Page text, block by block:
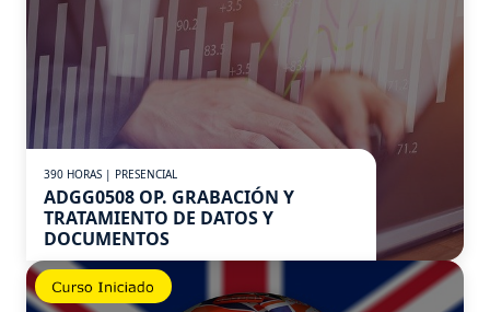
390 HORAS | PRESENCIAL
ADGG0508 OP. GRABACIÓN Y
TRATAMIENTO DE DATOS Y
DOCUMENTOS